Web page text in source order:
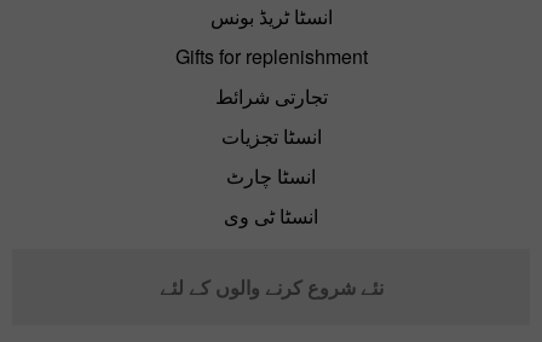
انسٹا ٹریڈ بونس
Gifts for replenishment
تجارتی شرائط
انسٹا تجزیات
انسٹا چارٹ
انسٹا ٹی وی
نئے شروع کرنے والوں کے لئے